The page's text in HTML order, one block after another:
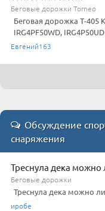
Беговые дорожки Torneo
Беговая дорожка Т-405
IRG4PF50WD,
Евгений163
Обсуждение
снаряжения
Треснула дека можно
Беговые дорожки
Треснула дека можно
иробе